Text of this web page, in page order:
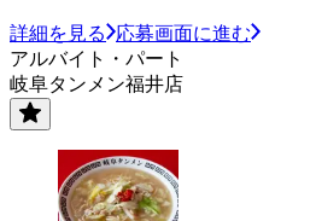
詳細を見る
応募画面に進む
アルバイト・パート
岐阜タンメン福井店